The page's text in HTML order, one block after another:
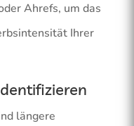
Ahrefs, um das
Ihrer
längere